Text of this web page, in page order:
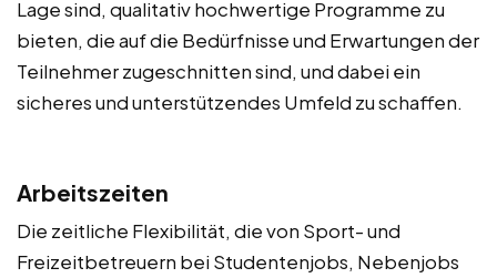
Lage sind, qualitativ hochwertige Programme zu
bieten, die auf die Bedürfnisse und Erwartungen der
Teilnehmer zugeschnitten sind, und dabei ein
sicheres und unterstützendes Umfeld zu schaffen.
Arbeitszeiten
Die zeitliche Flexibilität, die von Sport- und
Freizeitbetreuern bei Studentenjobs, Nebenjobs